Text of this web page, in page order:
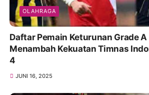
OLAHRAGA
Daftar Pemain Keturunan Grade
Menambah Kekuatan Timnas
4
JUNI 16, 2025